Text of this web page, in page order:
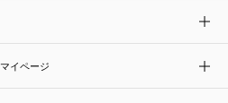
イページ